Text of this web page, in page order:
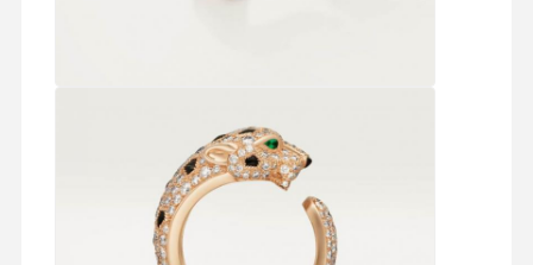
Joias de platina personalizadas